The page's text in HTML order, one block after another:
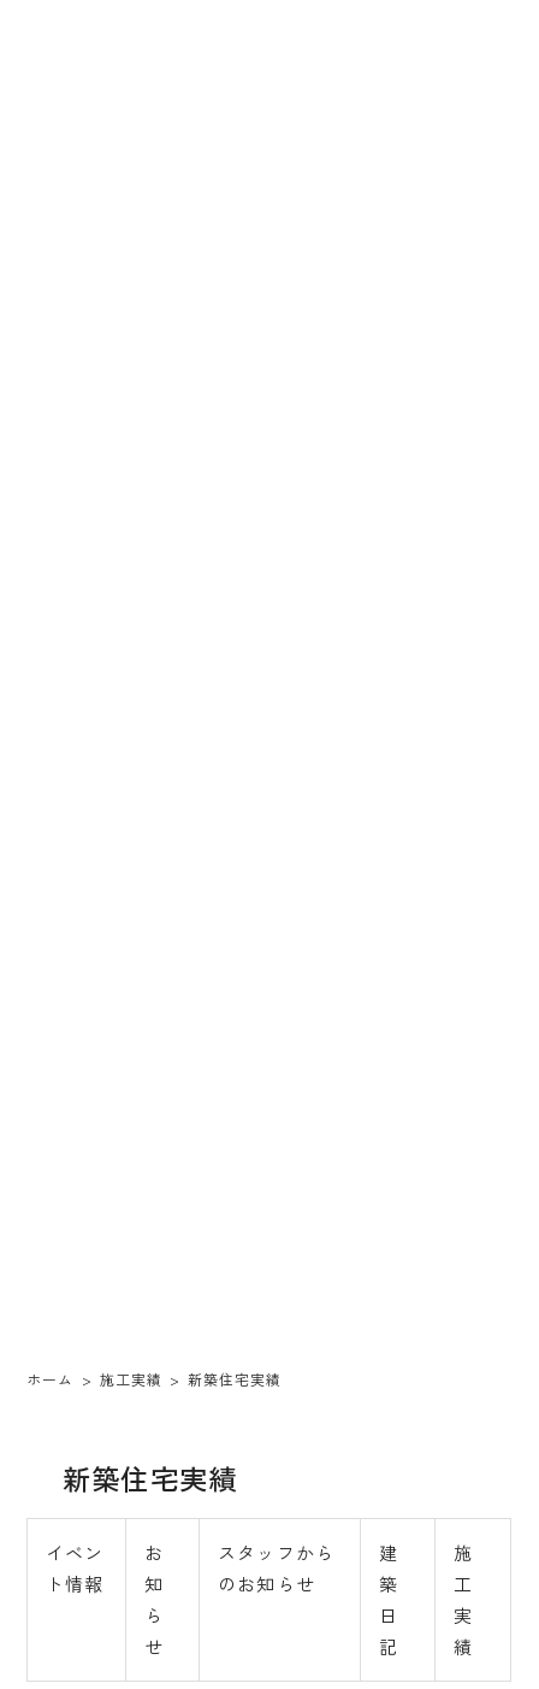
ホーム 施工実績 新築住宅実績
新築住宅実績
イベン
ト情報
お
知
ら
せ
スタッフから
のお知らせ
建
築
日
記
施
工
実
績